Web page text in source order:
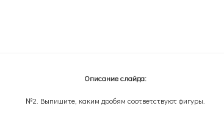
Описание слайда:
№2. Выпишите, каким дробям соответствуют фигуры.